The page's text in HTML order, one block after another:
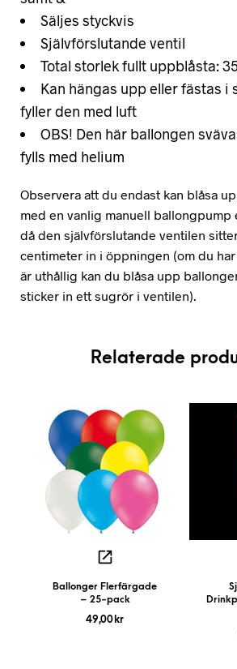
Säljes styckvis
Självförslutande ventil
Total storlek fullt uppblåsta:
Kan hängas upp eller fästas i
fyller den med luft
OBS! Den här ballongen
fylls med helium
Observera att du endast kan blåsa
med en vanlig manuell ballongpump
då den självförslutande ventilen
centimeter in i öppningen (om du
är uthållig kan du blåsa upp
sticker in ett sugrör i ventilen).
Relaterade
Ballonger Flerfärgade
– 25-pack
49,00 kr